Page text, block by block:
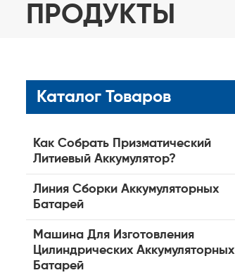
ПРОДУКТЫ
Каталог Товаров
Как Собрать Призматический
Литиевый Аккумулятор?
Линия Сборки Аккумуляторных
Батарей
Машина Для Изготовления
Цилиндрических Аккумуляторных
Батарей